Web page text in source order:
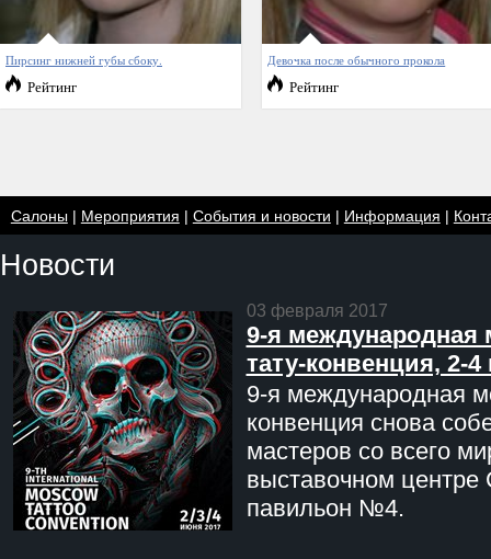
Пирсинг нижней губы сбоку.
Рейтинг
Девочка после обычного прокола
Рейтинг
Салоны| Мероприятия | События и новости | Информация |
Новости
03 февраля 2017
9-я международная
тату-конвенция, 2-
9-я международная
конвенция снова
мастеров со всего
выставочном центре
павильон №4.